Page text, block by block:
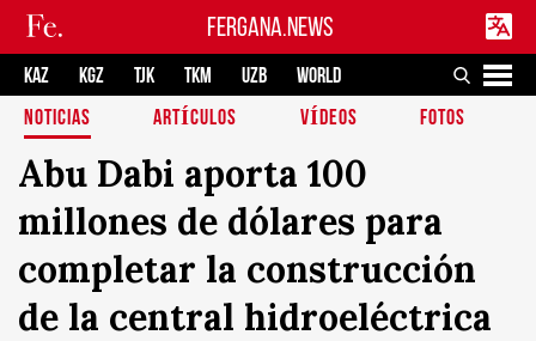
FERGANA.NEWS
KAZ KGZ TJK TKM UZB
WORLD
NOTICIAS
ARTÍCULOS VÍDEOS FOTOS
Abu Dabi aporta 100
millones de dólares para
completar la construcción
de la central hidroeléctrica